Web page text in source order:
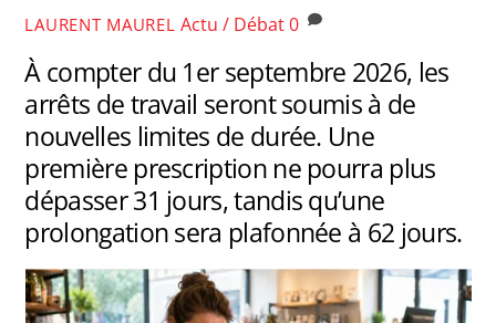
LAURENT MAUREL Actu / Débat0
À compter du 1er septembre 2026, les
arrêts de travail seront soumis à de
nouvelles limites de durée. Une
première prescription ne pourra plus
dépasser 31 jours, tandis qu’une
prolongation sera plafonnée à 62 jours.